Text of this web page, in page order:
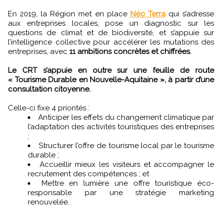
En 2019, la Région met en place Néo Terraqui s’adresse
aux entreprises locales, pose un diagnostic sur les
questions de climat et de biodiversité, et s’appuie sur
l’intelligence collective pour accélérer les mutations des
entreprises, avec 11 ambitions concrètes et chiffrées.
Le CRT s’appuie en outre sur une feuille de route
« Tourisme Durable en Nouvelle-Aquitaine », à partir d’une
consultation citoyenne.
Celle-ci fixe 4 priorités :
Anticiper les effets du changement climatique par
l’adaptation des activités touristiques des entreprises
;
Structurer l’offre de tourisme local par le tourisme
durable ;
Accueillir mieux les visiteurs et accompagner le
recrutement des compétences ; et
Mettre en lumière une offre touristique éco-
responsable par une stratégie marketing
renouvelée.